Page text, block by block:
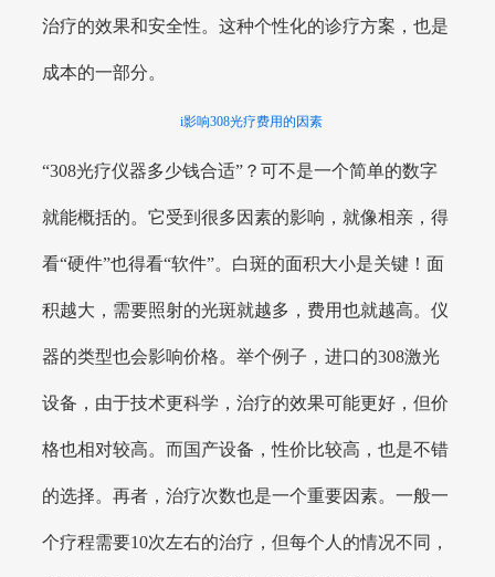
治疗的效果和安全性。这种个性化的诊疗方案，也是
成本的一部分。
i影响308光疗费用的因素
“308光疗仪器多少钱合适”？可不是一个简单的数字
就能概括的。它受到很多因素的影响，就像相亲，得
看“硬件”也得看“软件”。白斑的面积大小是关键！面
积越大，需要照射的光斑就越多，费用也就越高。仪
器的类型也会影响价格。举个例子，进口的308激光
设备，由于技术更科学，治疗的效果可能更好，但价
格也相对较高。而国产设备，性价比较高，也是不错
的选择。再者，治疗次数也是一个重要因素。一般一
个疗程需要10次左右的治疗，但每个人的情况不同，